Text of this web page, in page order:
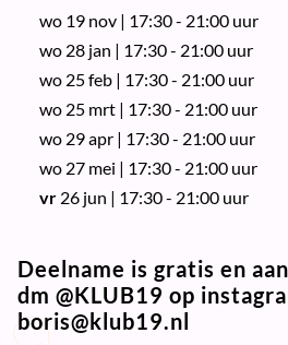
wo 19 nov | 17:30 - 21:00 uur
wo 28 jan | 17:30 - 21:00 uur
wo 25 feb | 17:30 - 21:00 uur
wo 25 mrt | 17:30 - 21:00 uur
wo 29 apr | 17:30 - 21:00 uur
wo 27 mei | 17:30 - 21:00 uur
vr 26 jun | 17:30 - 21:00 uur
Deelname is gratis en
dm @KLUB19 op
boris@klub19.nl